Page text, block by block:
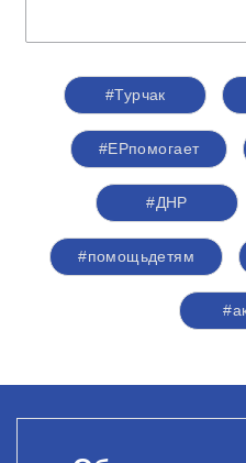
#Турчак
#ЕРпомогает
#ДНР
#помощьдетям